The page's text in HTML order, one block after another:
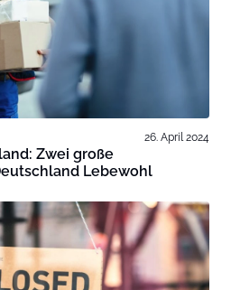
26. April 2024
Zwei große
Lebewohl